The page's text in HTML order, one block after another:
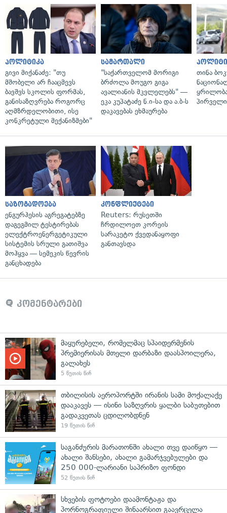
პოლიტიკა
გივი მიქანაძე: "თუ
მშობელი არ ჩააცმევს
ბავშვს სკოლის ფორმას,
განისაზღვრება როგორც
აღმზრდელობითი, ისე
კონკრეტული მექანიზმები"
სამართალი
"საქართველომ მორიგი
ბრძოლა მოუგო გიგა
ავალიანის მკვლელებს" —
ეკა კუპატაძე ნ.ი-სა და ა.ბ-ს
დაკავებას ეხმაურება
თინა
საზოგადოება
ენგურჰესის აგრეგატებზე
დაგეგმილ ტესტირებას
ელექტროენერგეტიკული
სისტემის სრული გათიშვა
მოჰყვა — სემეკის წევრის
განცხადება
კონფლიქტები
Reuters: რუსეთში
ჩრდილოეთ კორეის
სარაკეტო ქვედანაყოფი
განთავსდა
კომენტარები
მაყურებელი, რომელმაც სპაიდერმენის
პრემიერისას მთელი დარბაზი დაასპოილერა,
გალახეს
5 წუთის წინ
თბილისის აეროპორტში ირანის სამი მოქალაქე
დააკავეს — ისინი საზღვრის ყალბი საბუთებით
გადაკვეთას ცდილობდნენ
19 წუთის წინ
საგანძურის მარათონში ახალი თვე დაიწყო —
ახალი შანსები, ახალი გამარჯვებულები და
250 000-ლარიანი საპრიზო ფონდი
52 წუთის წინ
სხვების ფოტოები დაამონტაჟა და
პორნოგრაფიული შინაარსით გაავრცელა